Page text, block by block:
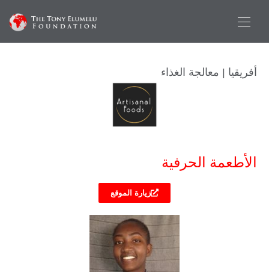
أفريقيا | معالجة الغذاء
الأطعمة الحرفية
زيارة الموقع